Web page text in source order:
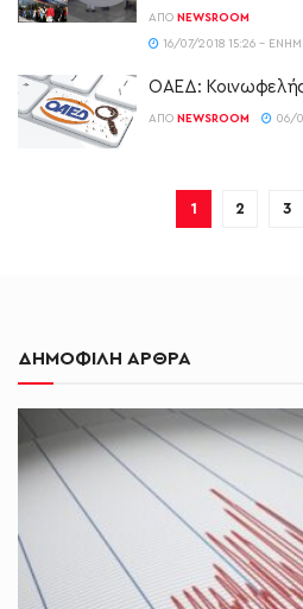
ΑΠΌ NEWSROOM
16/07/2018 15:26 -
ΟΑΕΔ:
ΑΠΌ NEWSROOM 06/
1 2 3
ΔΗΜΟΦΙΛΗ ΑΡΘΡΑ